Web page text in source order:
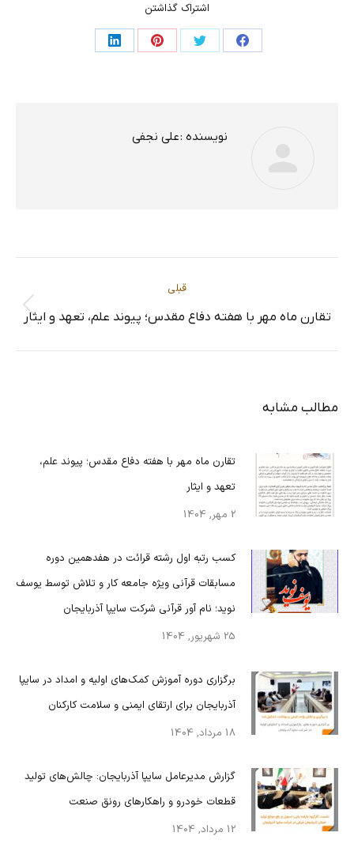
اشتراک گذاشتن
اشتراک اشتراک اشتراک اشتراک
نویسنده :علی نجفی
مطلب
قبلی
پست
تقارن ماه مهر با هفته دفاع مقدس؛ پیوند علم، تعهد و ایثار
مطالب مشابه
تقارن ماه مهر با هفته دفاع مقدس؛ پیوند علم،
تعهد و ایثار
2 مهر, 1404
کسب رتبه اول رشته قرائت در هفدهمین دوره
مسابقات قرآنی ویژه جامعه کار و تلاش توسط یوسف
نوید؛ نام آور قرآنی شرکت سایپا آذربایجان
25 شهریور, 1404
برگزاری دوره آموزش کمک‌های اولیه و امداد در سایپا
آذربایجان برای ارتقای ایمنی و سلامت کارکنان
18 مرداد, 1404
گزارش مدیرعامل سایپا آذربایجان: چالش‌های تولید
قطعات خودرو و راهکارهای رونق صنعت
12 مرداد, 1404